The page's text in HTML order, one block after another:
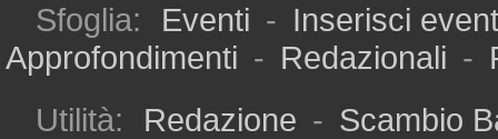
Sfoglia: Eventi - Inserisci
Approfondimenti - Redazionali -
Utilità:
Redazione - Scambio